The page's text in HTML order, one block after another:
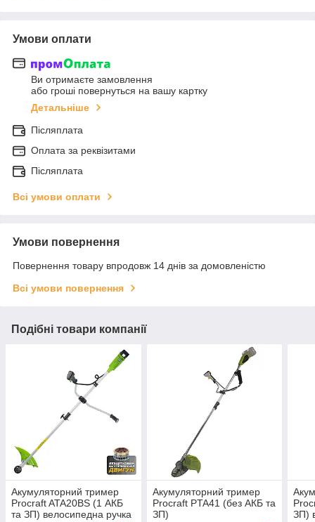
Умови оплати
Ви отримаєте замовлення
або гроші повернуться на вашу картку
Детальніше
Післяплата
Оплата за реквізитами
Післяплата
Всі умови оплати
Умови повернення
Повернення товару впродовж 14 днів за домовленістю
Всі умови повернення
Подібні товари компанії
Акумуляторний тример
Procraft ATA20BS (1 АКБ
та ЗП) велосипедна ручка
Акумуляторний тример
Procraft PTA41 (без АКБ та
ЗП)
ЗП)